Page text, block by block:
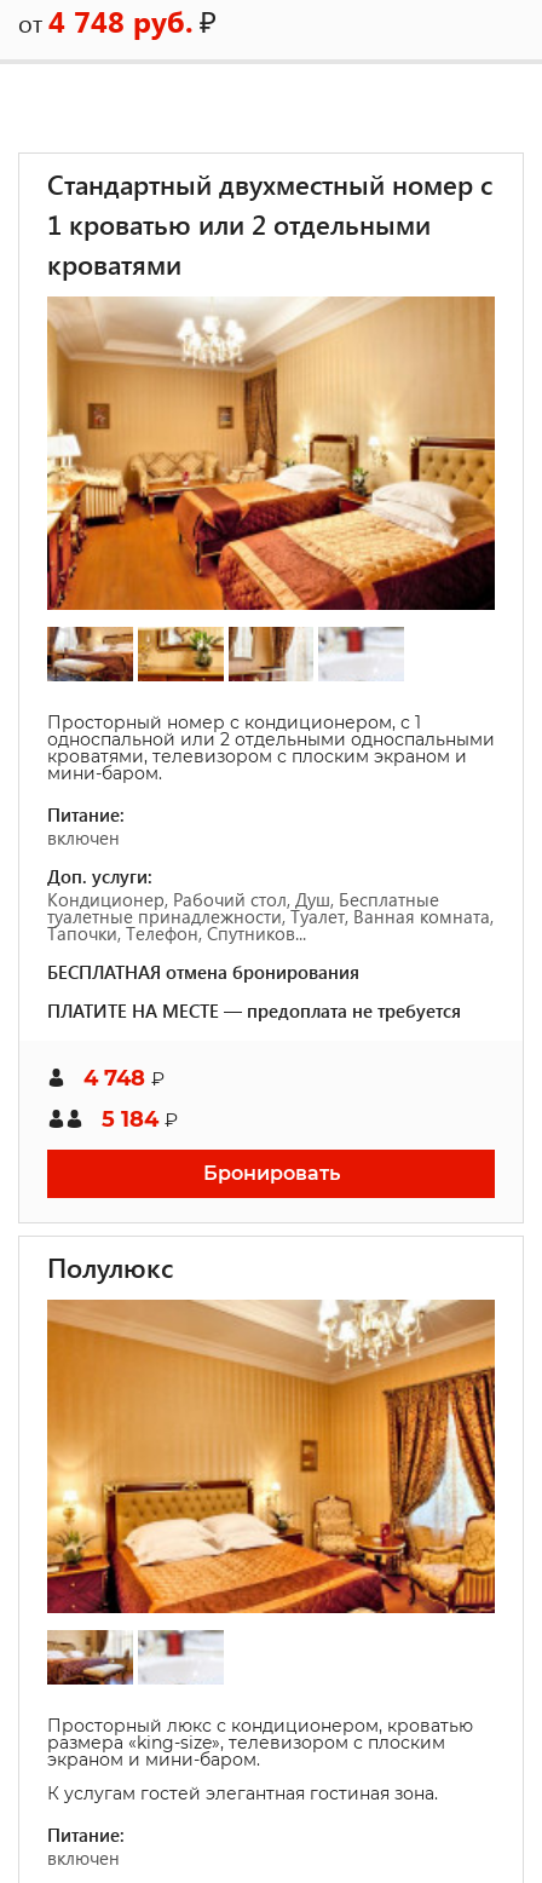
от4 748 руб.₽
Стандартный двухместный номер с
1 кроватью или 2 отдельными
кроватями
Просторный номер с кондиционером, с 1
односпальной или 2 отдельными односпальными
кроватями, телевизором с плоским экраном и
мини-баром.
Питание:
включен
Доп. услуги:
Кондиционер, Рабочий стол, Душ, Бесплатные
туалетные принадлежности, Туалет, Ванная комната,
Тапочки, Телефон, Спутников...
БЕСПЛАТНАЯ отмена бронирования
ПЛАТИТЕ НА МЕСТЕ — предоплата не требуется
4 748 ₽
5 184 ₽
Бронировать
Полулюкс
Просторный люкс с кондиционером, кроватью
размера «king-size», телевизором с плоским
экраном и мини-баром.
К услугам гостей элегантная гостиная зона.
Питание:
включен